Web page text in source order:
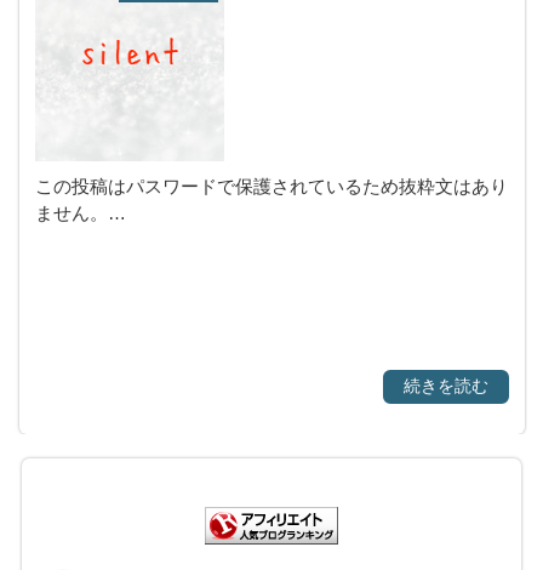
この投稿はパスワードで保護されているため抜粋文はあり
ません。…
続きを読む